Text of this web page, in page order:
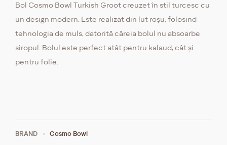
Bol Cosmo Bowl Turkish Groot creuzet în stil turcesc cu
un design modern. Este realizat din lut roșu, folosind
tehnologia de muls, datorită căreia bolul nu absoarbe
siropul. Bolul este perfect atât pentru kalaud, cât și
pentru folie.
BRAND Cosmo Bowl